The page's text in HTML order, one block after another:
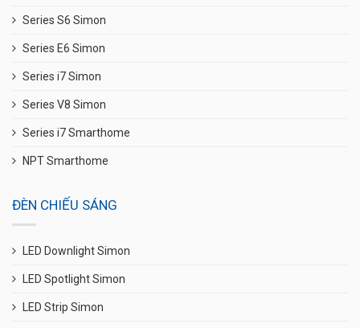
Series S6 Simon
Series E6 Simon
Series i7 Simon
Series V8 Simon
Series i7 Smarthome
NPT Smarthome
ĐÈN CHIẾU SÁNG
LED Downlight Simon
LED Spotlight Simon
LED Strip Simon